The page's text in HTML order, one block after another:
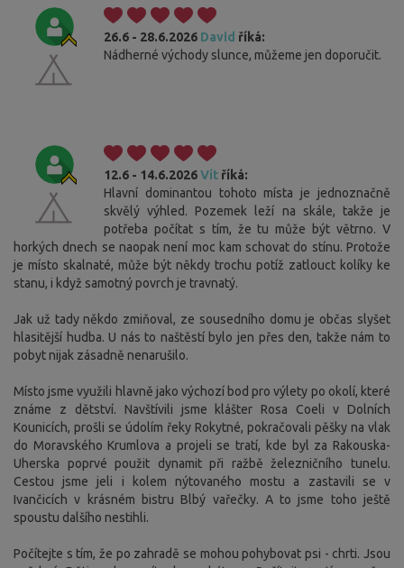
26.6 - 28.6.2026 David říká:
Nádherné východy slunce, můžeme jen doporučit.
12.6 - 14.6.2026Vít říká:
Hlavní dominantou tohoto místa je jednoznačně
skvělý výhled. Pozemek leží na skále, takže je
potřeba počítat s tím, že tu může být větrno. V
horkých dnech se naopak není moc kam schovat do stínu. Protože
je místo skalnaté, může být někdy trochu potíž zatlouct kolíky ke
stanu, i když samotný povrch je travnatý.
Jak už tady někdo zmiňoval, ze sousedního domu je občas slyšet
hlasitější hudba. U nás to naštěstí bylo jen přes den, takže nám to
pobyt nijak zásadně nenarušilo.
Místo jsme využili hlavně jako výchozí bod pro výlety po okolí, které
známe z dětství. Navštívili jsme klášter Rosa Coeli v Dolních
Kounicích, prošli se údolím řeky Rokytné, pokračovali pěšky na vlak
do Moravského Krumlova a projeli se tratí, kde byl za Rakouska-
Uherska poprvé použit dynamit při ražbě železničního tunelu.
Cestou jsme jeli i kolem nýtovaného mostu a zastavili se v
Ivančicích v krásném bistru Blbý vařečky. A to jsme toho ještě
spoustu dalšího nestihli.
Počítejte s tím, že po zahradě se mohou pohybovat psi - chrti. Jsou